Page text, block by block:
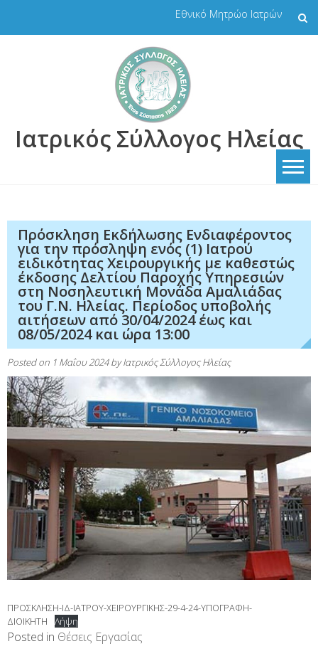
Εθνικό Μητρώο Ιατρών
Ιατρικός Σύλλογος Ηλείας
Πρόσκληση Εκδήλωσης Ενδιαφέροντος
για την πρόσληψη ενός (1) Ιατρού
ειδικότητας Χειρουργικής με καθεστώς
έκδοσης Δελτίου Παροχής Υπηρεσιών
στη Νοσηλευτική Μονάδα Αμαλιάδας
του Γ.Ν. Ηλείας. Περίοδος υποβολής
αιτήσεων από 30/04/2024 έως και
08/05/2024 και ώρα 13:00
Posted on 1 Μαΐου 2024byΙατρικός Σύλλογος Ηλείας
ΠΡΟΣΚΛΗΣΗ-ΙΔ-ΙΑΤΡΟΥ-ΧΕΙΡΟΥΡΓΙΚΗΣ-29-4-24-ΥΠΟΓΡΑΦΗ-
ΔΙΟΙΚΗΤΗ
Λήψη
Posted in Θέσεις Εργασίας